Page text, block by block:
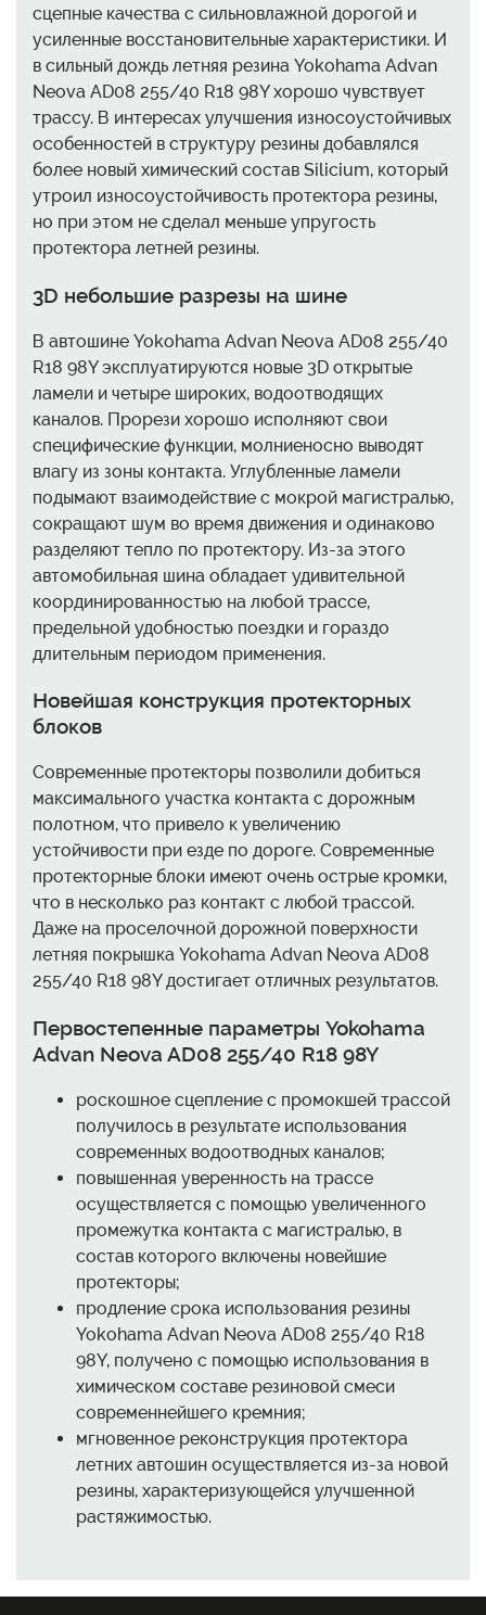
сцепные качества с сильновлажной дорогой и
усиленные восстановительные характеристики. И
в сильный дождь летняя резина Yokohama Advan
Neova AD08 255/40 R18 98Y хорошо чувствует
трассу. В интересах улучшения износоустойчивых
особенностей в структуру резины добавлялся
более новый химический состав Silicium, который
утроил износоустойчивость протектора резины,
но при этом не сделал меньше упругость
протектора летней резины.
3D небольшие разрезы на шине
В автошине Yokohama Advan Neova AD08 255/40
R18 98Y эксплуатируются новые 3D открытые
ламели и четыре широких, водоотводящих
каналов. Прорези хорошо исполняют свои
специфические функции, молниеносно выводят
влагу из зоны контакта. Углубленные ламели
подымают взаимодействие с мокрой магистралью,
сокращают шум во время движения и одинаково
разделяют тепло по протектору. Из-за этого
автомобильная шина обладает удивительной
координированностью на любой трассе,
предельной удобностью поездки и гораздо
длительным периодом применения.
Новейшая конструкция протекторных
блоков
Современные протекторы позволили добиться
максимального участка контакта с дорожным
полотном, что привело к увеличению
устойчивости при езде по дороге. Современные
протекторные блоки имеют очень острые кромки,
что в несколько раз контакт с любой трассой.
Даже на проселочной дорожной поверхности
летняя покрышка Yokohama Advan Neova AD08
255/40 R18 98Y достигает отличных результатов.
Первостепенные параметры Yokohama
Advan Neova AD08 255/40 R18 98Y
роскошное сцепление с промокшей трассой
получилось в результате использования
современных водоотводных каналов;
повышенная уверенность на трассе
осуществляется с помощью увеличенного
промежутка контакта с магистралью, в
состав которого включены новейшие
протекторы;
продление срока использования резины
Yokohama Advan Neova AD08 255/40 R18
98Y, получено с помощью использования в
химическом составе резиновой смеси
современнейшего кремния;
мгновенное реконструкция протектора
летних автошин осуществляется из-за новой
резины, характеризующейся улучшенной
растяжимостью.